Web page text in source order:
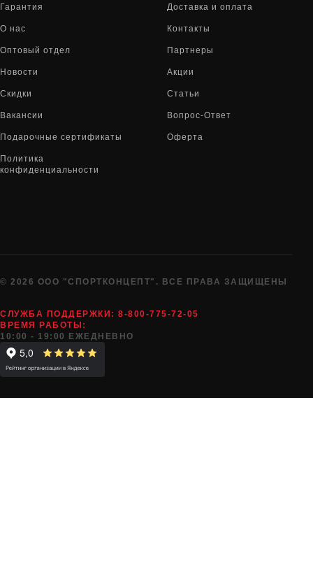
Гарантия Доставка и оплата
О нас Контакты
Оптовый отдел Партнеры
Новости Акции
Скидки Статьи
Вакансии Вопрос-Ответ
Подарочные сертификаты Оферта
Политика
конфиденциальности
© 2026 ООО "СПОРТКОНЦЕПТ". ВСЕ ПРАВА ЗАЩИЩЕНЫ
СЛУЖБА ПОДДЕРЖКИ: 8-800-775-72-05
ВРЕМЯ РАБОТЫ:
10:00 - 19:00 ЕЖЕДНЕВНО